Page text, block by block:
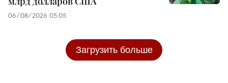
06/08/2026 05:05
Загрузить больше